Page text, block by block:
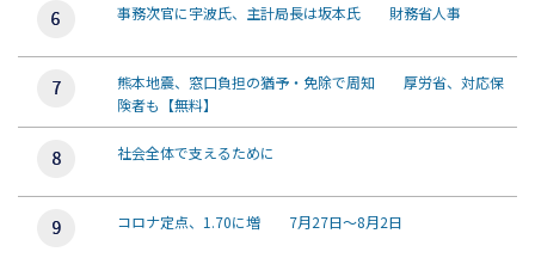
事務次官に宇波氏、主計局長は坂本氏 財務省人事
熊本地震、窓口負担の猶予・免除で周知 厚労省、対応保
険者も【無料】
社会全体で支えるために
コロナ定点、1.70に増 7月27日～8月2日